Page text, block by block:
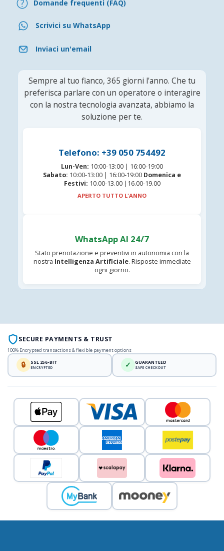
Domande frequenti (FAQ)
Scrivici su WhatsApp
Inviaci un'email
Sempre al tuo fianco, 365 giorni l'anno. Che tu
preferisca parlare con un operatore o interagire
con la nostra tecnologia avanzata, abbiamo la
soluzione per te.
Telefono: +39 050 754492
Lun-Ven: 10:00-13:00 | 16:00-19:00
Sabato: 10:00-13:00 | 16:00-19:00 Domenica e
Festivi: 10.00-13.00 |16.00-19.00
APERTO TUTTO L'ANNO
WhatsApp AI 24/7
Stato prenotazione e preventivi in autonomia con la
nostra Intelligenza Artificiale. Risposte immediate
ogni giorno.
SECURE PAYMENTS & TRUST
100% Encrypted transactions & flexible payment options
🔒 SSL 256-BIT
ENCRYPTED ✓ GUARANTEED
SAFE CHECKOUT